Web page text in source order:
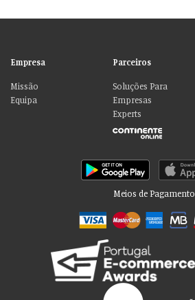
Empresa
Missão
Equipa
Parceiros
Soluções Para
Empresas
Experts
Meios de Pagamento